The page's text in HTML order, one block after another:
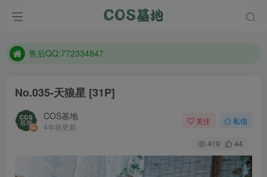
防失联：百度搜索《趣画刊》，实时查看最新站点。
售后QQ:772334847
No.035-天狼星 [31P]
COS基地
4年前更新
关注 私信
419 44